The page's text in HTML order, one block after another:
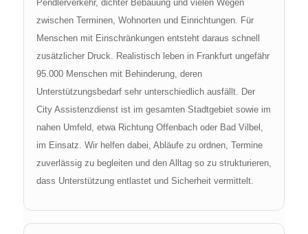
Pendlerverkehr, dichter Bebauung und vielen Wegen
zwischen Terminen, Wohnorten und Einrichtungen. Für
Menschen mit Einschränkungen entsteht daraus schnell
zusätzlicher Druck. Realistisch leben in Frankfurt ungefähr
95.000 Menschen mit Behinderung, deren
Unterstützungsbedarf sehr unterschiedlich ausfällt. Der
City Assistenzdienst ist im gesamten Stadtgebiet sowie im
nahen Umfeld, etwa Richtung Offenbach oder Bad Vilbel,
im Einsatz. Wir helfen dabei, Abläufe zu ordnen, Termine
zuverlässig zu begleiten und den Alltag so zu strukturieren,
dass Unterstützung entlastet und Sicherheit vermittelt.